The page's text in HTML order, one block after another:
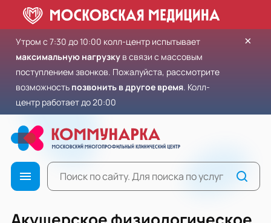
Утром с 7:30 до 10:00 колл-центр испытывает
максимальную нагрузку в связи с массовым
поступлением звонков. Пожалуйста, рассмотрите
возможность позвонить в другое время. Колл-
центр работает до 20:00
×